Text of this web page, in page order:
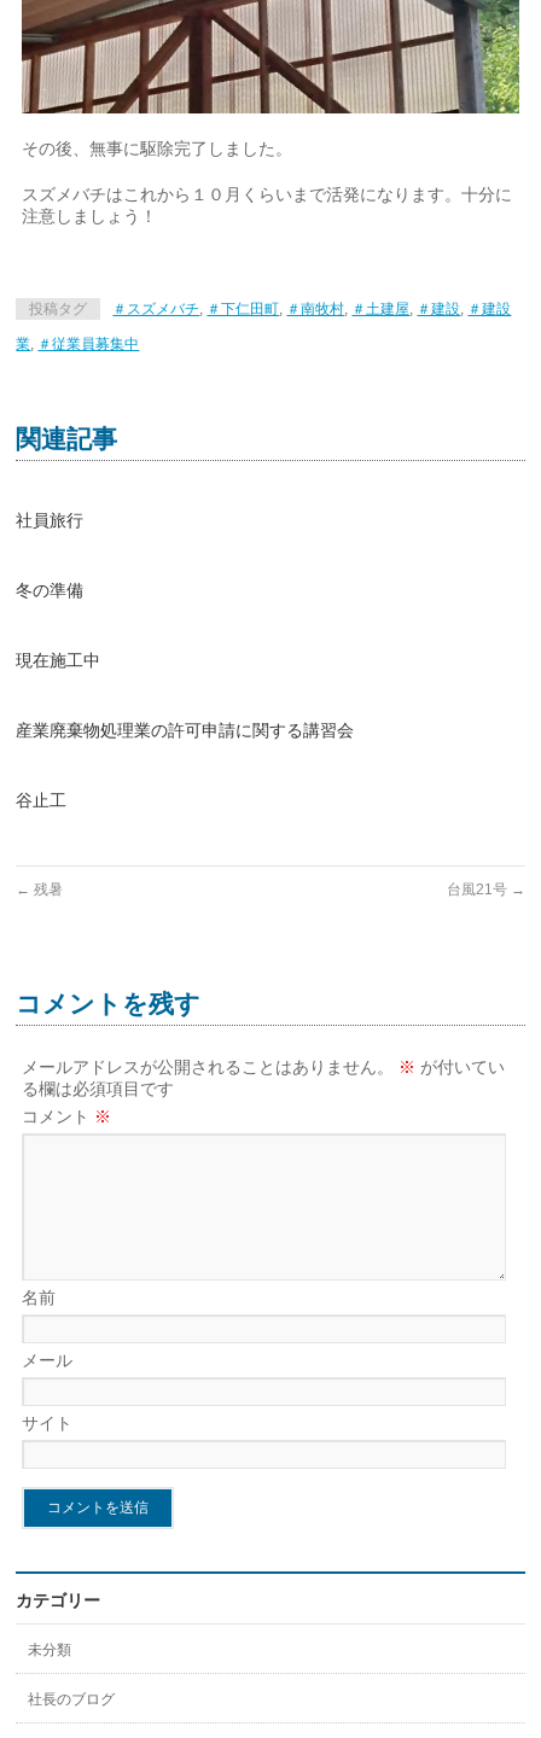
その後、無事に駆除完了しました。
スズメバチはこれから１０月くらいまで活発になります。十分に
注意しましょう！
投稿タグ ＃スズメバチ, ＃下仁田町, ＃南牧村, ＃土建屋, ＃建設, ＃建設
業, ＃従業員募集中
関連記事
社員旅行
冬の準備
現在施工中
産業廃棄物処理業の許可申請に関する講習会
谷止工
← 残暑 台風21号 →
コメントを残す
メールアドレスが公開されることはありません。 ※ が付いてい
る欄は必須項目です
コメント ※
名前
メール
サイト
カテゴリー
未分類
社長のブログ